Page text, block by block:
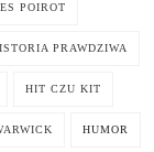
POIROT
PRAWDZIWA
HIT CZU KIT
HUMOR